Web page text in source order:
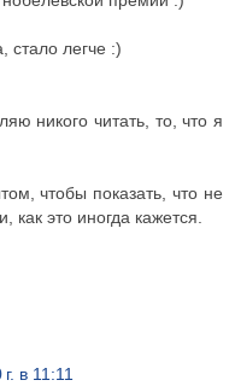
стало легче :)
никого читать, то, что я
чтобы показать, что не
как это иногда кажется.
в 11:11